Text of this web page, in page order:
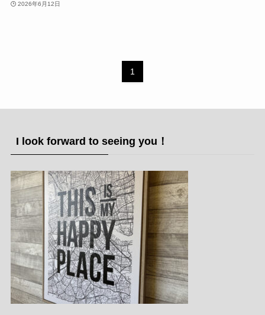
2026年6月12日
1
I look forward to seeing you！